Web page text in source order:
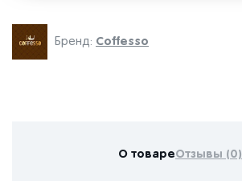
Бренд: Coffesso
О товареОтзывы (0)